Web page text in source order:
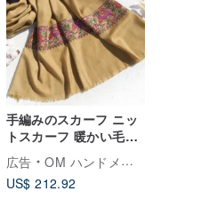
手編みのスカーフ ニッ
トスカーフ 暖かい毛布
カシミヤ毛布 刺繍毛布
カシミヤカシミア/カシ
ミアスカーフ/ピュアウ
広告
OM ハンドメイド
US$ 212.92